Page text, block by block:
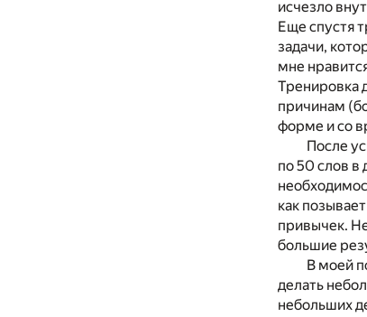
исчезло
Еще спустя
задачи,
мне
Тренировка
причинам
форме и со
После
по 50 слов в
как
привычек.
большие
В моей
делать
небольших